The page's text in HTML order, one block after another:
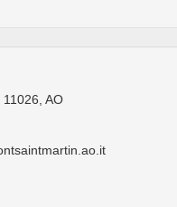
11026, AO